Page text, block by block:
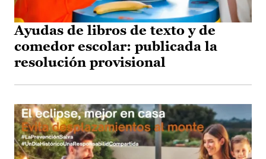
Ayudas de libros de texto y de
comedor escolar: publicada la
resolución provisional